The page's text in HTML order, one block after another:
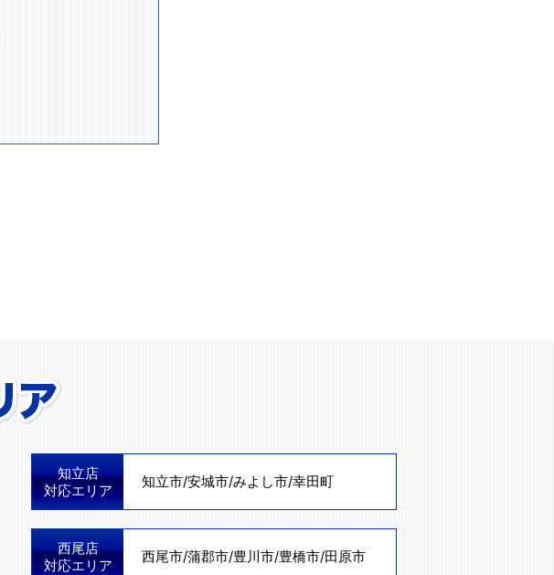
知立店
対応エリア
知立市/安城市/みよし市/幸田町
西尾店
対応エリア
西尾市/蒲郡市/豊川市/豊橋市/田原市